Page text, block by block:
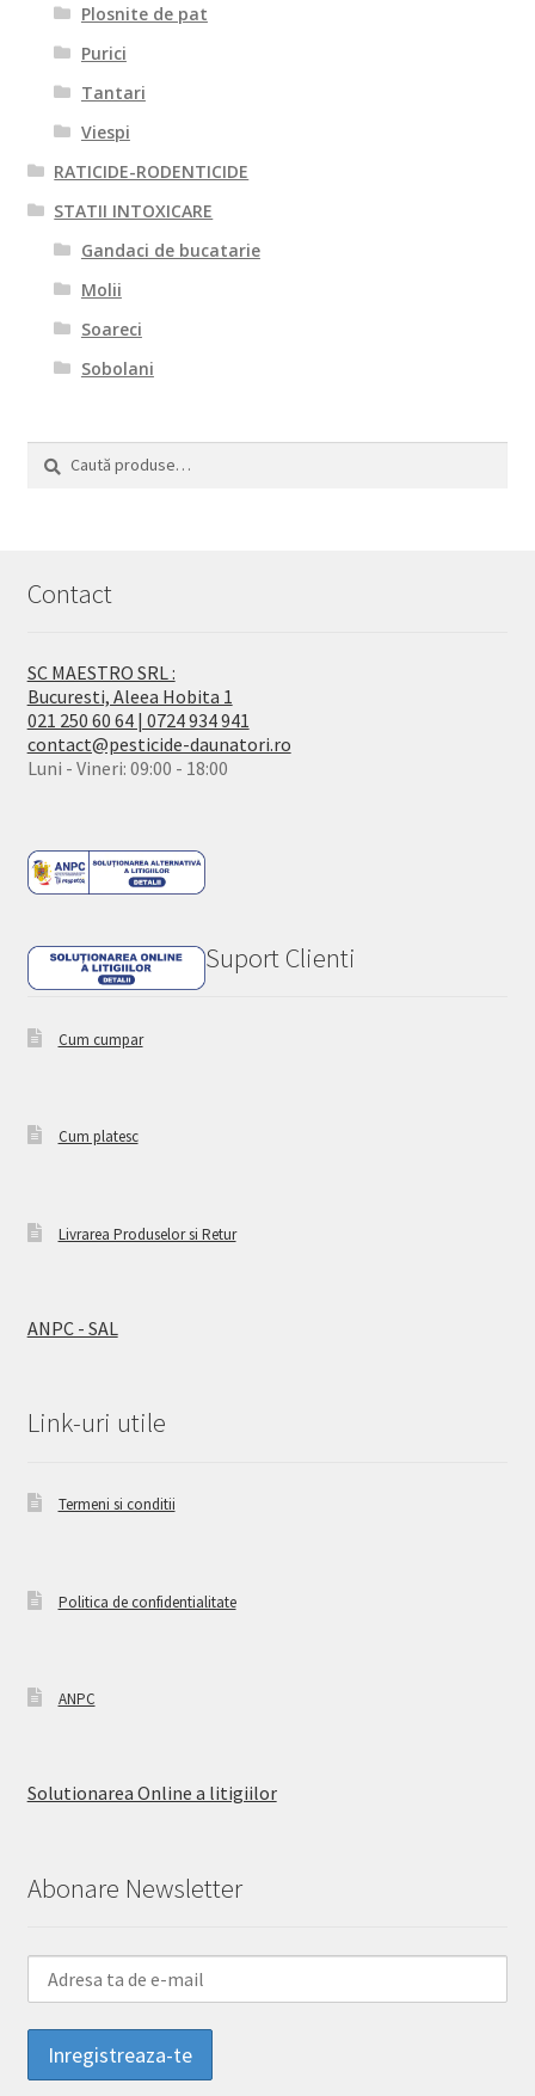
Plosnite de pat
Purici
Tantari
Viespi
RATICIDE-RODENTICIDE
STATII INTOXICARE
Gandaci de bucatarie
Molii
Soareci
Sobolani
Caută
Caută
Contact
SC MAESTRO SRL :
Bucuresti, Aleea Hobita 1
021 250 60 64 | 0724 934 941
contact@pesticide-daunatori.ro
Luni - Vineri: 09:00 - 18:00
Suport Clienti
Cum cumpar
Cum platesc
Livrarea Produselor si Retur
ANPC - SAL
Link-uri utile
Termeni si conditii
Politica de confidentialitate
ANPC
Solutionarea Online a litigiilor
Abonare Newsletter